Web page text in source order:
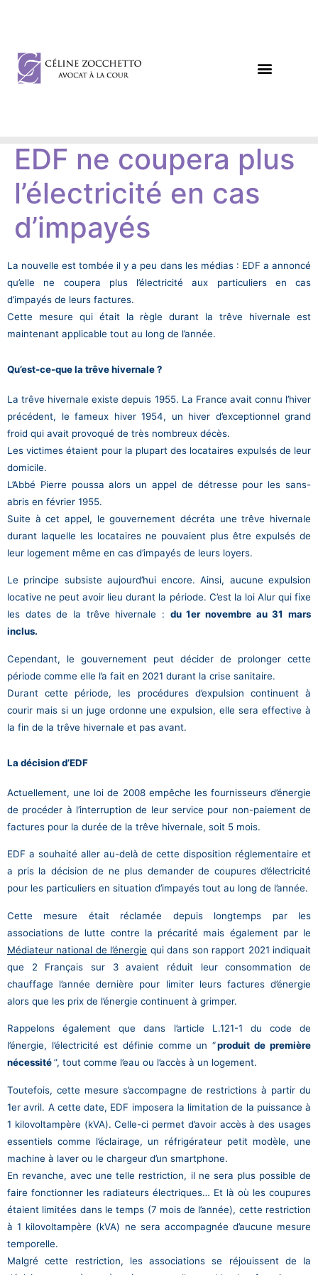
EDF ne coupera plus
l’électricité en cas
d’impayés
La nouvelle est tombée il y a peu dans les médias : EDF a annoncé
qu’elle ne coupera plus l’électricité aux particuliers en cas
d’impayés de leurs factures.
Cette mesure qui était la règle durant la trêve hivernale est
maintenant applicable tout au long de l’année.
Qu’est-ce-que la trêve hivernale ?
La trêve hivernale existe depuis 1955. La France avait connu l’hiver
précédent, le fameux hiver 1954, un hiver d’exceptionnel grand
froid qui avait provoqué de très nombreux décès.
Les victimes étaient pour la plupart des locataires expulsés de leur
domicile.
L’Abbé Pierre poussa alors un appel de détresse pour les sans-
abris en février 1955.
Suite à cet appel, le gouvernement décréta une trêve hivernale
durant laquelle les locataires ne pouvaient plus être expulsés de
leur logement même en cas d’impayés de leurs loyers.
Le principe subsiste aujourd’hui encore. Ainsi, aucune expulsion
locative ne peut avoir lieu durant la période. C’est la loi Alur qui fixe
les dates de la trêve hivernale : du 1er novembre au 31 mars
inclus.
Cependant, le gouvernement peut décider de prolonger cette
période comme elle l’a fait en 2021 durant la crise sanitaire.
Durant cette période, les procédures d’expulsion continuent à
courir mais si un juge ordonne une expulsion, elle sera effective à
la fin de la trêve hivernale et pas avant.
La décision d’EDF
Actuellement, une loi de 2008 empêche les fournisseurs d’énergie
de procéder à l’interruption de leur service pour non-paiement de
factures pour la durée de la trêve hivernale, soit 5 mois.
EDF a souhaité aller au-delà de cette disposition réglementaire et
a pris la décision de ne plus demander de coupures d’électricité
pour les particuliers en situation d’impayés tout au long de l’année.
Cette mesure était réclamée depuis longtemps par les
associations de lutte contre la précarité mais également par le
Médiateur national de l’énergie qui dans son rapport 2021 indiquait
que 2 Français sur 3 avaient réduit leur consommation de
chauffage l’année dernière pour limiter leurs factures d’énergie
alors que les prix de l’énergie continuent à grimper.
Rappelons également que dans l’article L.121-1 du code de
l’énergie, l’électricité est définie comme un “produit de première
nécessité”, tout comme l’eau ou l’accès à un logement.
Toutefois, cette mesure s’accompagne de restrictions à partir du
1er avril. A cette date, EDF imposera la limitation de la puissance à
1 kilovoltampère (kVA). Celle-ci permet d’avoir accès à des usages
essentiels comme l’éclairage, un réfrigérateur petit modèle, une
machine à laver ou le chargeur d’un smartphone.
En revanche, avec une telle restriction, il ne sera plus possible de
faire fonctionner les radiateurs électriques… Et là où les coupures
étaient limitées dans le temps (7 mois de l’année), cette restriction
à 1 kilovoltampère (kVA) ne sera accompagnée d’aucune mesure
temporelle.
Malgré cette restriction, les associations se réjouissent de la